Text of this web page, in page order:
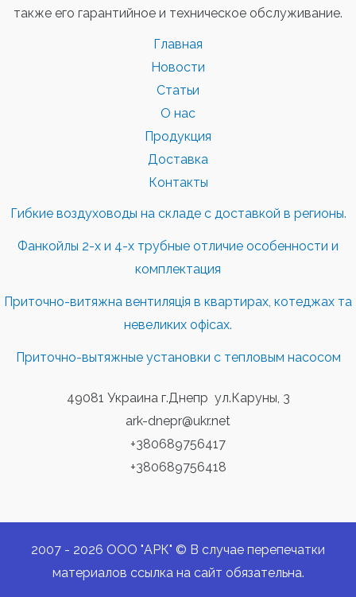
также его гарантийное и техническое обслуживание.
Главная
Новости
Статьи
О нас
Продукция
Доставка
Контакты
Гибкие воздуховоды на складе с доставкой в регионы.
Фанкойлы 2-х и 4-х трубные отличие особенности и
комплектация
Приточно-витяжна вентиляція в квартирах, котеджах та
невеликих офісах.
Приточно-вытяжные установки с тепловым насосом
49081 Украина г.Днепр ул.Каруны, 3
ark-dnepr@ukr.net
+380689756417
+380689756418
2007 - 2026 ООО "АРК" © В случае перепечатки
материалов ссылка на сайт обязательна.